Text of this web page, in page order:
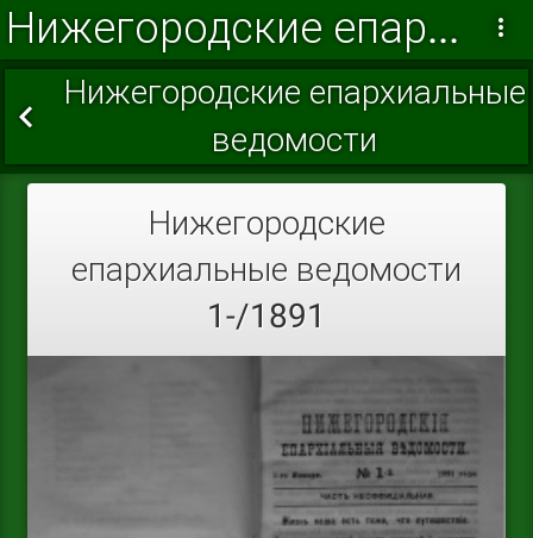
Нижегородские епархиальные ведомости 1891
Нижегородские епархиальные
ведомости
Нижегородские
епархиальные ведомости
1-/1891